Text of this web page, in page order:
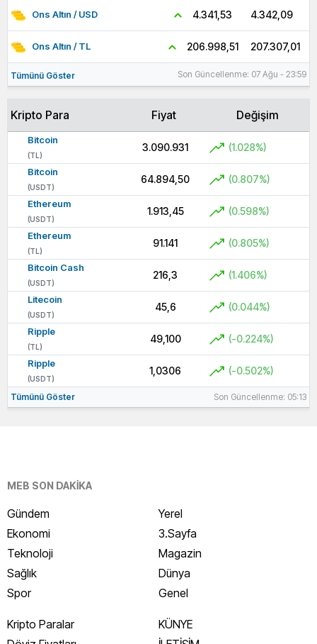
Ons Altın / USD 4.341,53 4.342,09
Ons Altın / TL 206.998,51 207.307,01
Tümünü Göster Son Güncellenme: 07 Ağu - 23:59
Kripto Para Fiyat Değişim
Bitcoin
(TL)
3.090.931 (1.028%)
Bitcoin
(USDT)
64.894,50 (0.807%)
Ethereum
(USDT)
1.913,45 (0.598%)
Ethereum
(TL)
91.141 (0.805%)
Bitcoin Cash
(USDT)
216,3 (1.406%)
Litecoin
(USDT)
45,6 (0.044%)
Ripple
(TL)
49,100 (-0.224%)
Ripple
(USDT)
1,0306 (-0.502%)
Tümünü Göster Son Güncellenme: 05:13
MEB SON DAKİKA
Gündem
Ekonomi
Teknoloji
Sağlık
Spor
Yerel
3.Sayfa
Magazin
Dünya
Genel
Kripto Paralar
KÜNYE